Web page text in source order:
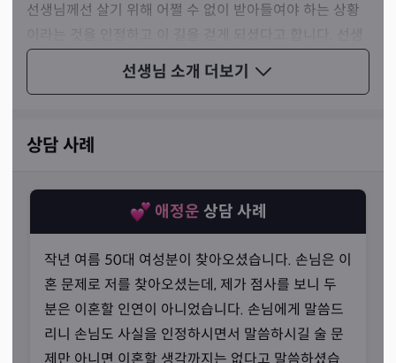
선생님 소개 더보기
선생님께선 살기 위해 어쩔 수 없이 받아들여야 하는 상황
님은 교수가 되어 학생들을 가르치는 것보다 더 많은 사람
들을 도와드려야 아쉬움을 잊을 수 있을 것 같다고 웃으며
상담 사례
애정운 상담 사례
작년 여름 50대 여성분이 찾아오셨습니다. 손님은 이
혼 문제로 저를 찾아오셨는데, 제가 점사를 보니 두
분은 이혼할 인연이 아니었습니다. 손님에게 말씀드
리니 손님도 사실을 인정하시면서 말씀하시길 술 문
제만 아니면 이혼할 생각까지는 없다고 말씀하셨습